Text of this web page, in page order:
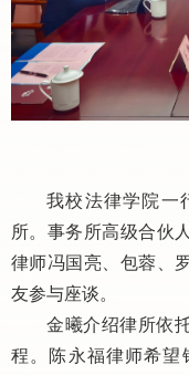
我校法律学院一
所。事务所高级合伙
律师冯国亮、包蓉、
友参与座谈。
金曦介绍律所依
程。陈永福律师希望